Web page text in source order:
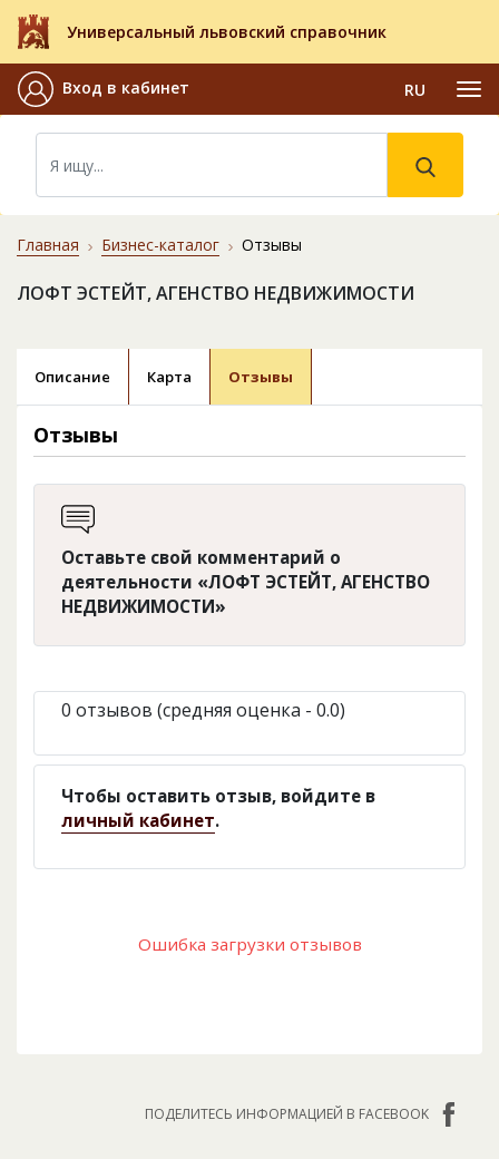
Универсальный львовский справочник
Вход в кабинет RU
Главная Бизнес-каталог Отзывы
ЛОФТ ЭСТЕЙТ, АГЕНСТВО НЕДВИЖИМОСТИ
Описание Карта Отзывы
Отзывы
Оставьте свой комментарий о
деятельности «ЛОФТ ЭСТЕЙТ, АГЕНСТВО
НЕДВИЖИМОСТИ»
0 отзывов (средняя оценка - 0.0)
Чтобы оставить отзыв, войдите в
личный кабинет.
Ошибка загрузки отзывов
ПОДЕЛИТЕСЬ ИНФОРМАЦИЕЙ В FACEBOOK